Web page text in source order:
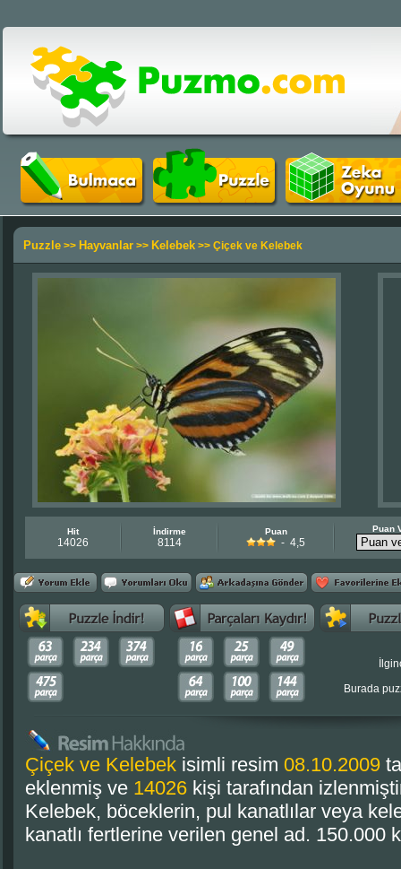
Puzzle >> Hayvanlar >> Kelebek >> Çiçek ve Kelebek
Hit
14026
İndirme
8114
Puan
- 4,5
Puan
Burada
Çiçek ve Kelebek isimli resim 08.10.2009
eklenmiş ve 14026 kişi tarafından
Kelebek, böceklerin, pul kanatlılar veya
kanatlı fertlerine verilen genel ad. 150.000